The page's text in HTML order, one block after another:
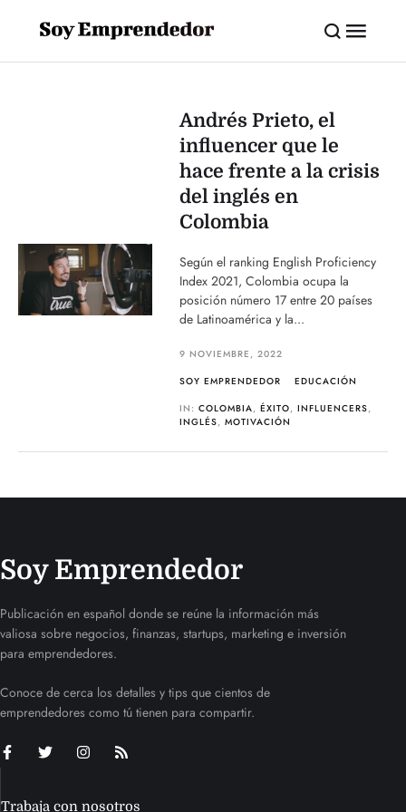
Andrés Prieto, el
influencer que le
hace frente a la crisis
del inglés en
Colombia
Según el ranking English Proficiency
Index 2021, Colombia ocupa la
posición número 17 entre 20 países
de Latinoamérica y la...
9 NOVIEMBRE, 2022
SOY EMPRENDEDOR
EDUCACIÓN
IN:COLOMBIA,ÉXITO,INFLUENCERS,
INGLÉS,MOTIVACIÓN
Soy Emprendedor
Publicación en español donde se reúne la información más
valiosa sobre negocios, finanzas, startups, marketing e inversión
para emprendedores.
Conoce de cerca los detalles y tips que cientos de
emprendedores como tú tienen para compartir.
Trabaja con nosotros